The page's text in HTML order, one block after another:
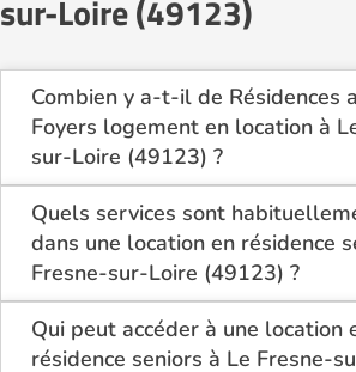
sur-Loire (49123)
Combien y a-t-il de Résidences
Foyers logement en location à
sur-Loire (49123) ?
Sur le site Logement-seniors.com,
actuellement 1 Résidences
logement en location à Le Fresne-
(49123).
Quels services sont
dans une location en résidence
Fresne-sur-Loire (49123) ?
En location à Le Fresne-sur-Loire
résidence seniors inclut
des espaces communs, l’accès à
Qui peut accéder à une location
résidence seniors à Le Fresne-